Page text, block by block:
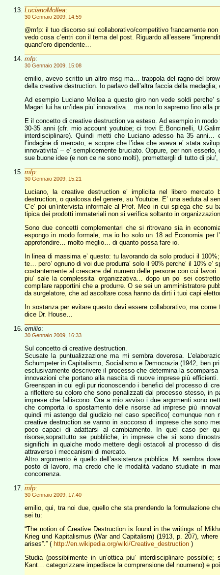
LucianoMollea:
30 Gennaio 2009, 14:59
@mfp: il tuo discorso sul collaborativo/competitivo francamente
vedo cosa c’entri con il tema del post. Riguardo all’essere
quand’ero dipendente…
mfp:
30 Gennaio 2009, 15:08
emilio, avevo scritto un altro msg ma… trappola del ragno del
della creative destruction. Io parlavo dell’altra faccia della
Ad esempio Luciano Mollea a questo giro non vede soldi
Magari lui ha un’idea piu’ innovativa… ma non lo sapremo fino alla
E il concetto di creative destruction va esteso. Ad esempio in
30-35 anni (cfr. mio account youtube; ci trovi E.Boncinelli,
interdisciplinare). Quindi metti che Luciano adesso ha 35
l’indagine di mercato, e scopre che l’idea che aveva e’ stata
innovativita’ – e’ semplicemente bruciato. Oppure, per non
sue buone idee (e non ce ne sono molti), promettergli di tutto di
mfp:
30 Gennaio 2009, 15:21
Luciano, la creative destruction e’ implicita nel libero mercato
destruction, o qualcosa del genere, su Youtube. E’ una seduta al
C’e’ poi un’intervista informale al Prof. Meo in cui spiega che su
tipica dei prodotti immateriali non si verifica soltanto in
Sono due concetti complementari che si ritrovano sia in
espongo in modo formale, ma io ho solo un 18 ad Economia
approfondire… molto meglio… di quanto possa fare io.
In linea di massima e’ questo: tu lavorando da solo produci il
te… pero’ ognuno di voi due produrra’ solo il 90% perche’ il 10%
costantemente al crescere del numero delle persone con cui
piu’ sale la complessita’ organizzativa… dopo un po’ sei
compilare rapportini che a produrre. O se sei un amministratore
da surgelatore, che ad ascoltare cosa hanno da dirti i tuoi capi
In sostanza per evitare questo devi essere collaborativo; ma
dice Dr. House…
emilio:
30 Gennaio 2009, 16:33
Sul concetto di creative destruction.
Scusate la puntualizzazione ma mi sembra doverosa.
Schumpeter in Capitalismo, Socialismo e Democrazia (1942, ben
esclusivamente descrivere il processo che determina la
innovazioni che portano alla nascita di nuove imprese più
Greenspan in cui egli pur riconoscendo i benefici del processo di
a riflettere su coloro che sono penalizzati dal processo stesso, in
imprese che falliscono. Ora a mio avviso i due argomenti sono
che comporta lo spostamento delle risorse ad imprese più
quindi mi astengo dal giudizio nel caso specifico( comunque
creative destruction se vanno in soccorso di imprese che sono
poco capaci di adattarsi al cambiamento. In quel caso per
risorse,soprattutto se pubbliche, in imprese che si sono
significhi in qualche modo mettere degli ostacoli al processo di
attraverso i meccanismi di mercato.
Altro argomento è quello dell’assistenza pubblica. Mi sembra
posto di lavoro, ma credo che le modalità vadano studiate in
concorrenza.
mfp:
30 Gennaio 2009, 17:40
emilio, qui, tra noi due, quello che sta prendendo la formulazione
sei tu:
“The notion of Creative Destruction is found in the writings of
Krieg und Kapitalismus (War and Capitalism) (1913, p. 207),
arises”.” ( http://en.wikipedia.org/wiki/Creative_destruction )
Studia (possibilmente in un’ottica piu’ interdisciplinare
Kant… categorizzare impedisce la comprensione del noumeno) e